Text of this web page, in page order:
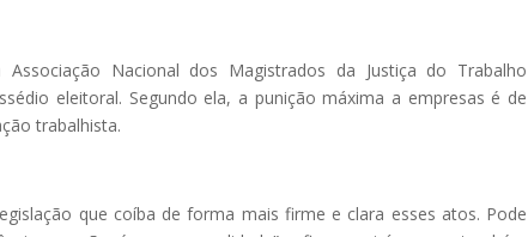
Nacional dos Magistrados da Justiça do Trabalho
eleitoral. Segundo ela, a punição máxima a empresas é de
trabalhista.
que coíba de forma mais firme e clara esses atos. Pode